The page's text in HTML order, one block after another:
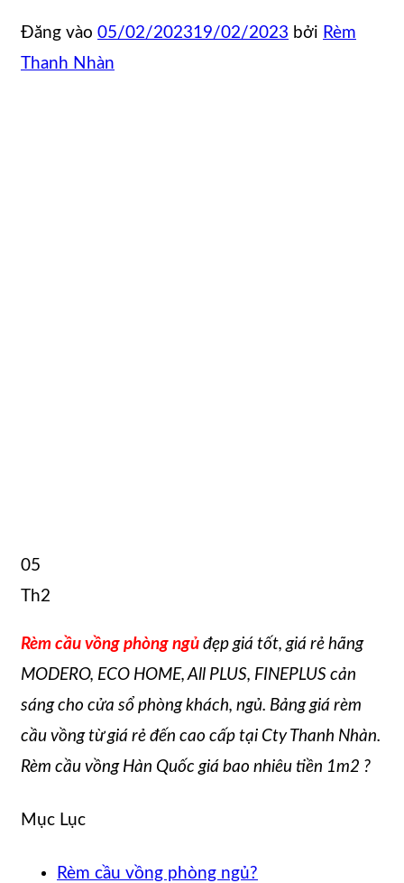
Đăng vào 05/02/202319/02/2023 bởi Rèm
Thanh Nhàn
05
Th2
Rèm cầu vồng phòng ngủ đẹp giá tốt, giá rẻ hãng
MODERO, ECO HOME, All PLUS, FINEPLUS cản
sáng cho cửa sổ phòng khách, ngủ. Bảng giá rèm
cầu vồng từ giá rẻ đến cao cấp tại Cty Thanh Nhàn.
Rèm cầu vồng Hàn Quốc giá bao nhiêu tiền 1m2 ?
Mục Lục
Rèm cầu vồng phòng ngủ?